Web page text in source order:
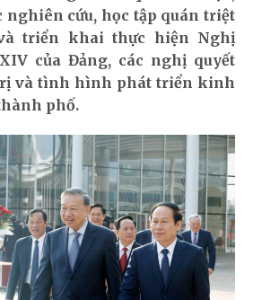
nghiên cứu, học tập quán triệt
triển khai thực hiện Nghị
của Đảng, các nghị quyết
và tình hình phát triển kinh
phố.